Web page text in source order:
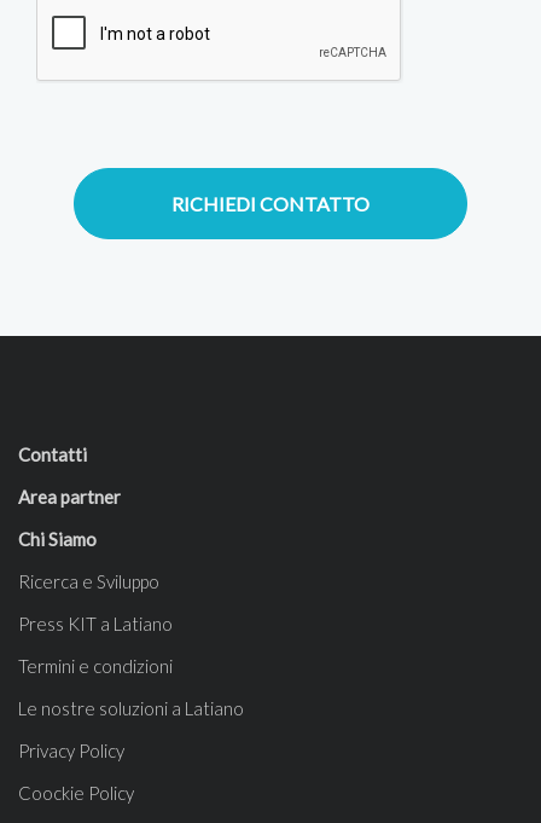
RICHIEDI CONTATTO
Contatti
Area partner
Chi Siamo
Ricerca e Sviluppo
Press KIT a Latiano
Termini e condizioni
Le nostre soluzioni a Latiano
Privacy Policy
Coockie Policy